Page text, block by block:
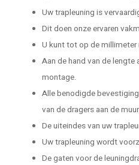
Uw trapleuning is
Dit doen onze ervaren
U kunt tot op de millimeter
Aan de hand van de
montage.
Alle benodigde
van de dragers aan de
De uiteindes van uw
Uw trapleuning wordt
De gaten voor de